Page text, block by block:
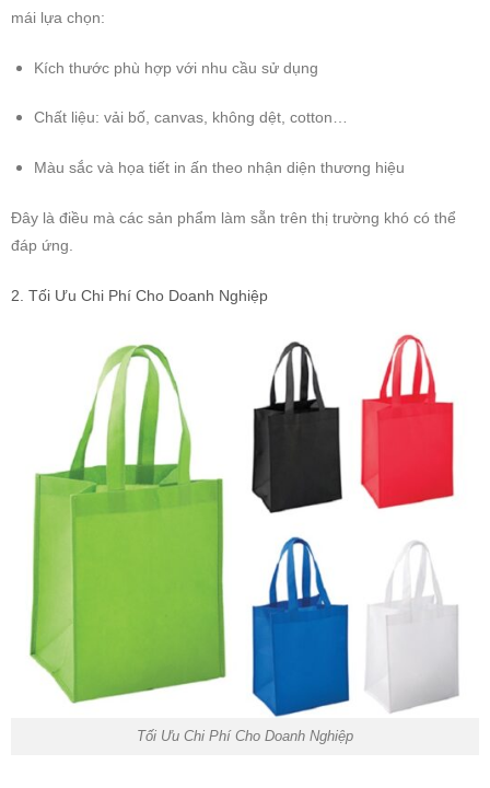
mái lựa chọn:
Kích thước phù hợp với nhu cầu sử dụng
Chất liệu: vải bố, canvas, không dệt, cotton…
Màu sắc và họa tiết in ấn theo nhận diện thương hiệu
Đây là điều mà các sản phẩm làm sẵn trên thị trường khó có thể
đáp ứng.
2. Tối Ưu Chi Phí Cho Doanh Nghiệp
Tối Ưu Chi Phí Cho Doanh Nghiệp